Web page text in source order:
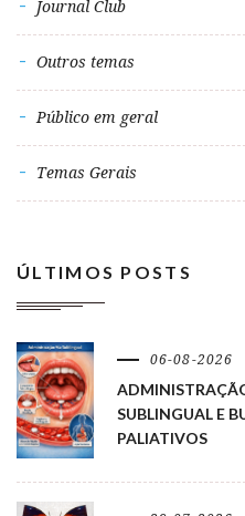
Journal Club
Outros temas
Público em geral
Temas Gerais
ÚLTIMOS POSTS
06-08-2026
SUBLINGUAL E
PALIATIVOS